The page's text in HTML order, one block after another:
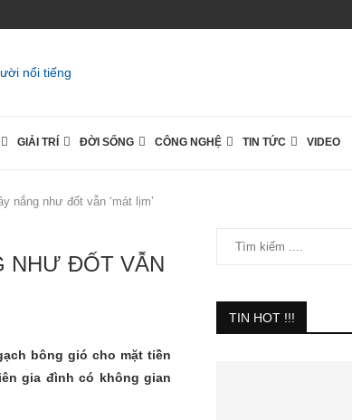
GIẢI TRÍ ĐỜI SỐNG CÔNG NGHỆ TIN TỨC VIDEO
nắng như đốt vẫn ‘mát lịm’
NHƯ ĐỐT VẪN
bông gió cho mặt tiền
gia đình có không gian
TIN HOT !!!